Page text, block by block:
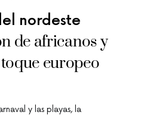
nordeste
de africanos y
europeo
y las playas, la